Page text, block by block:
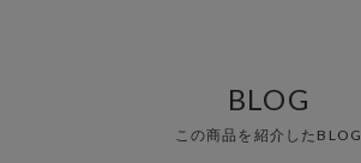
BLOG
この商品を紹介したBLOG